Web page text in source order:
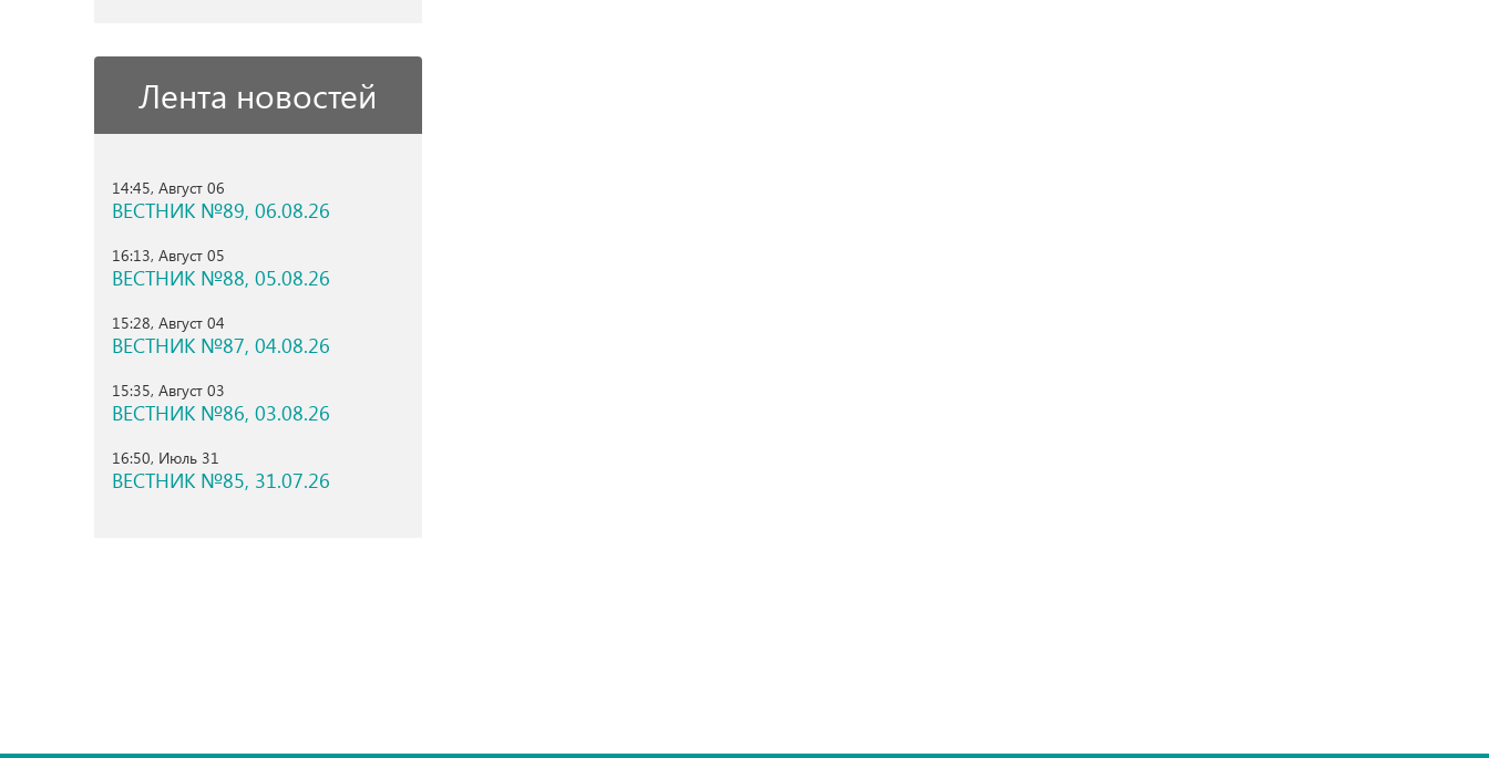
Лента новостей
14:45, Август 06
ВЕСТНИК №89, 06.08.26
16:13, Август 05
ВЕСТНИК №88, 05.08.26
15:28, Август 04
ВЕСТНИК №87, 04.08.26
15:35, Август 03
ВЕСТНИК №86, 03.08.26
16:50, Июль 31
ВЕСТНИК №85, 31.07.26